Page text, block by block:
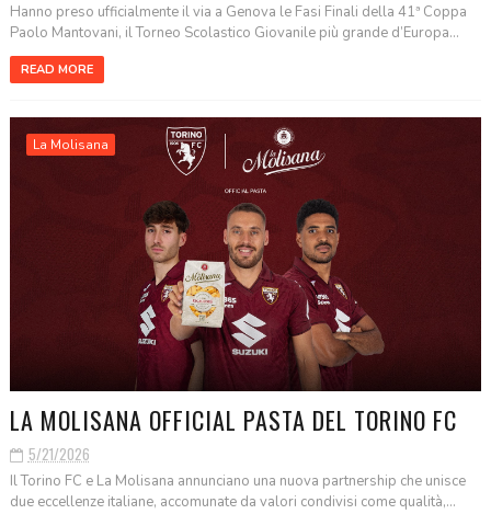
Hanno preso ufficialmente il via a Genova le Fasi Finali della 41ª Coppa
Paolo Mantovani, il Torneo Scolastico Giovanile più grande d’Europa...
READ MORE
La Molisana
LA MOLISANA OFFICIAL PASTA DEL TORINO FC
5/21/2026
Il Torino FC e La Molisana annunciano una nuova partnership che unisce
due eccellenze italiane, accomunate da valori condivisi come qualità,...